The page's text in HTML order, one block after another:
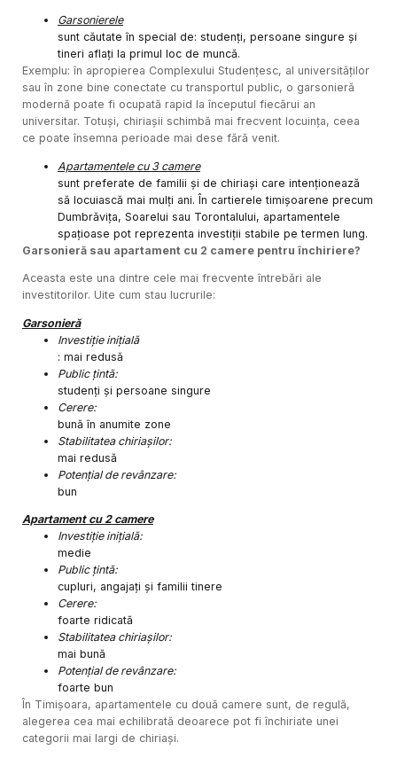
Garsonierele
sunt căutate în special de: studenți, persoane singure și
tineri aflați la primul loc de muncă.
Exemplu: în apropierea Complexului Studențesc, al universităților
sau în zone bine conectate cu transportul public, o garsonieră
modernă poate fi ocupată rapid la începutul fiecărui an
universitar. Totuși, chiriașii schimbă mai frecvent locuința, ceea
ce poate însemna perioade mai dese fără venit.
Apartamentele cu 3 camere
sunt preferate de familii și de chiriași care intenționează
să locuiască mai mulți ani. În cartierele timișoarene precum
Dumbrăvița, Soarelui sau Torontalului, apartamentele
spațioase pot reprezenta investiții stabile pe termen lung.
Garsonieră sau apartament cu 2 camere pentru închiriere?
Aceasta este una dintre cele mai frecvente întrebări ale
investitorilor. Uite cum stau lucrurile:
Garsonieră
Investiție inițială
: mai redusă
Public țintă:
studenți și persoane singure
Cerere:
bună în anumite zone
Stabilitatea chiriașilor:
mai redusă
Potențial de revânzare:
bun
Apartament cu 2 camere
Investiție inițială:
medie
Public țintă:
cupluri, angajați și familii tinere
Cerere:
foarte ridicată
Stabilitatea chiriașilor:
mai bună
Potențial de revânzare:
foarte bun
În Timișoara, apartamentele cu două camere sunt, de regulă,
alegerea cea mai echilibrată deoarece pot fi închiriate unei
categorii mai largi de chiriași.